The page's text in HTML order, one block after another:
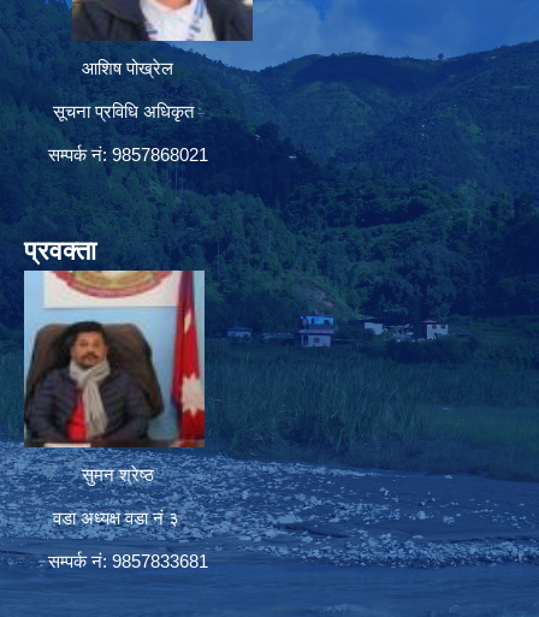
आशिष पोख्रेल
सूचना प्रविधि अधिकृत
सम्पर्क नं: 9857868021
प्रवक्ता
सुमन श्रेष्ठ
वडा अध्यक्ष वडा नं ३
सम्पर्क नं: 9857833681